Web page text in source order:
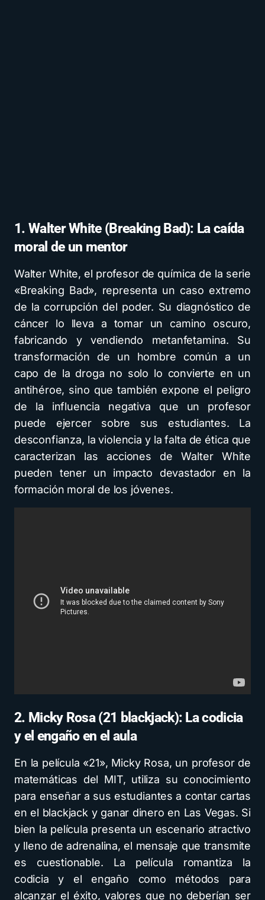
1. Walter White (Breaking Bad): La caída
moral de un mentor
Walter White, el profesor de química de la serie
«Breaking Bad», representa un caso extremo
de la corrupción del poder. Su diagnóstico de
cáncer lo lleva a tomar un camino oscuro,
fabricando y vendiendo metanfetamina. Su
transformación de un hombre común a un
capo de la droga no solo lo convierte en un
antihéroe, sino que también expone el peligro
de la influencia negativa que un profesor
puede ejercer sobre sus estudiantes. La
desconfianza, la violencia y la falta de ética que
caracterizan las acciones de Walter White
pueden tener un impacto devastador en la
formación moral de los jóvenes.
2. Micky Rosa (21 blackjack): La codicia
y el engaño en el aula
En la película «21», Micky Rosa, un profesor de
matemáticas del MIT, utiliza su conocimiento
para enseñar a sus estudiantes a contar cartas
en el blackjack y ganar dinero en Las Vegas. Si
bien la película presenta un escenario atractivo
y lleno de adrenalina, el mensaje que transmite
es cuestionable. La película romantiza la
codicia y el engaño como métodos para
alcanzar el éxito, valores que no deberían ser